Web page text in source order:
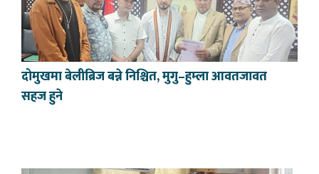
दोमुखमा बेलीब्रिज बन्ने निश्चित, मुगु–हुम्ला आवतजावत
सहज हुने